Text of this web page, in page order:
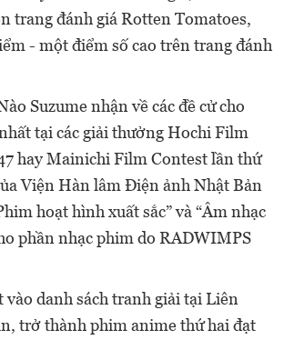
trang đánh giá Rotten Tomatoes,
- một điểm số cao trên trang đánh
Suzume nhận về các đề cử cho
tại các giải thưởng Hochi Film
hay Mainichi Film Contest lần thứ
Viện Hàn lâm Điện ảnh Nhật Bản
hoạt hình xuất sắc” và “Âm nhạc
phần nhạc phim do RADWIMPS
vào danh sách tranh giải tại Liên
trở thành phim anime thứ hai đạt